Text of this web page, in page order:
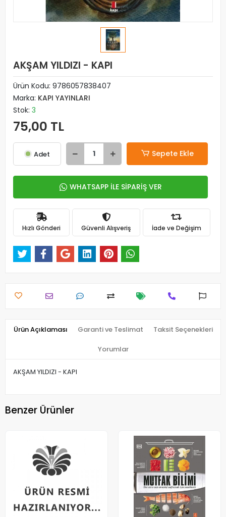
AKŞAM YILDIZI - KAPI
Ürün Kodu: 9786057838407
Marka: KAPI YAYINLARI
Stok: 3
75,00 TL
Adet Sepete Ekle
WHATSAPP İLE SİPARİŞ VER
Hızlı Gönderi Güvenli Alışveriş İade ve Değişim
Ürün Açıklaması Garanti ve Teslimat Taksit Seçenekleri
Yorumlar
AKŞAM YILDIZI - KAPI
Benzer Ürünler